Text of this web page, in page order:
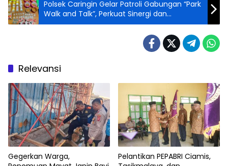
Polsek Caringin Gelar Patroli Gabungan “Park
Walk and Talk”, Perkuat Sinergi dan
Kedekatan dengan Warga
Relevansi
Gegerkan Warga,
Pelantikan PEPABRI Ciamis,